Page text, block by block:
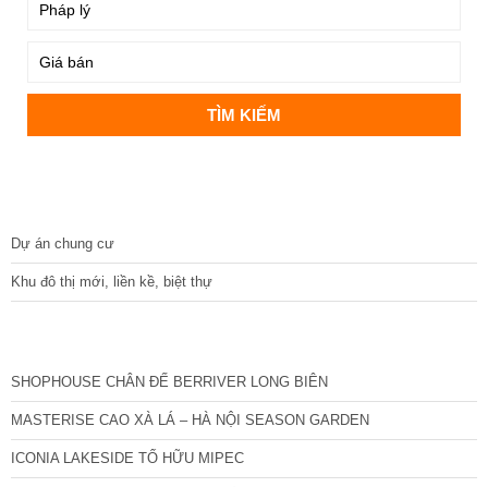
Dự án chung cư
Khu đô thị mới, liền kề, biệt thự
SHOPHOUSE CHÂN ĐẾ BERRIVER LONG BIÊN
MASTERISE CAO XÀ LÁ – HÀ NỘI SEASON GARDEN
ICONIA LAKESIDE TỐ HỮU MIPEC